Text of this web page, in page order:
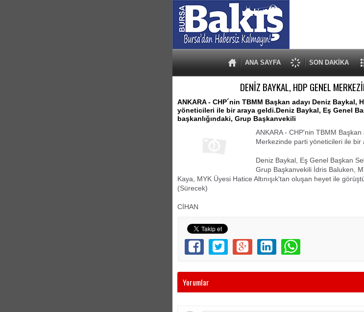
ANA SAYFA SON DAKİKA
DENİZ BAYKAL, HDP GENEL
ANKARA - CHP´nin TBMM Başkan adayı Deniz Baykal,
yöneticileri ile bir araya geldi.Deniz Baykal, Eş Genel
başkanlığındaki, Grup Başkanvekili
ANKARA - CHP'nin TBMM
Merkezinde parti yöneticileri ile bir
Deniz Baykal, Eş Genel Başkan
Grup Başkanvekili İdris Baluken,
Kaya, MYK Üyesi Hatice Altınışık'tan oluşan heyet ile
(Sürecek)
CİHAN
Yorumlar